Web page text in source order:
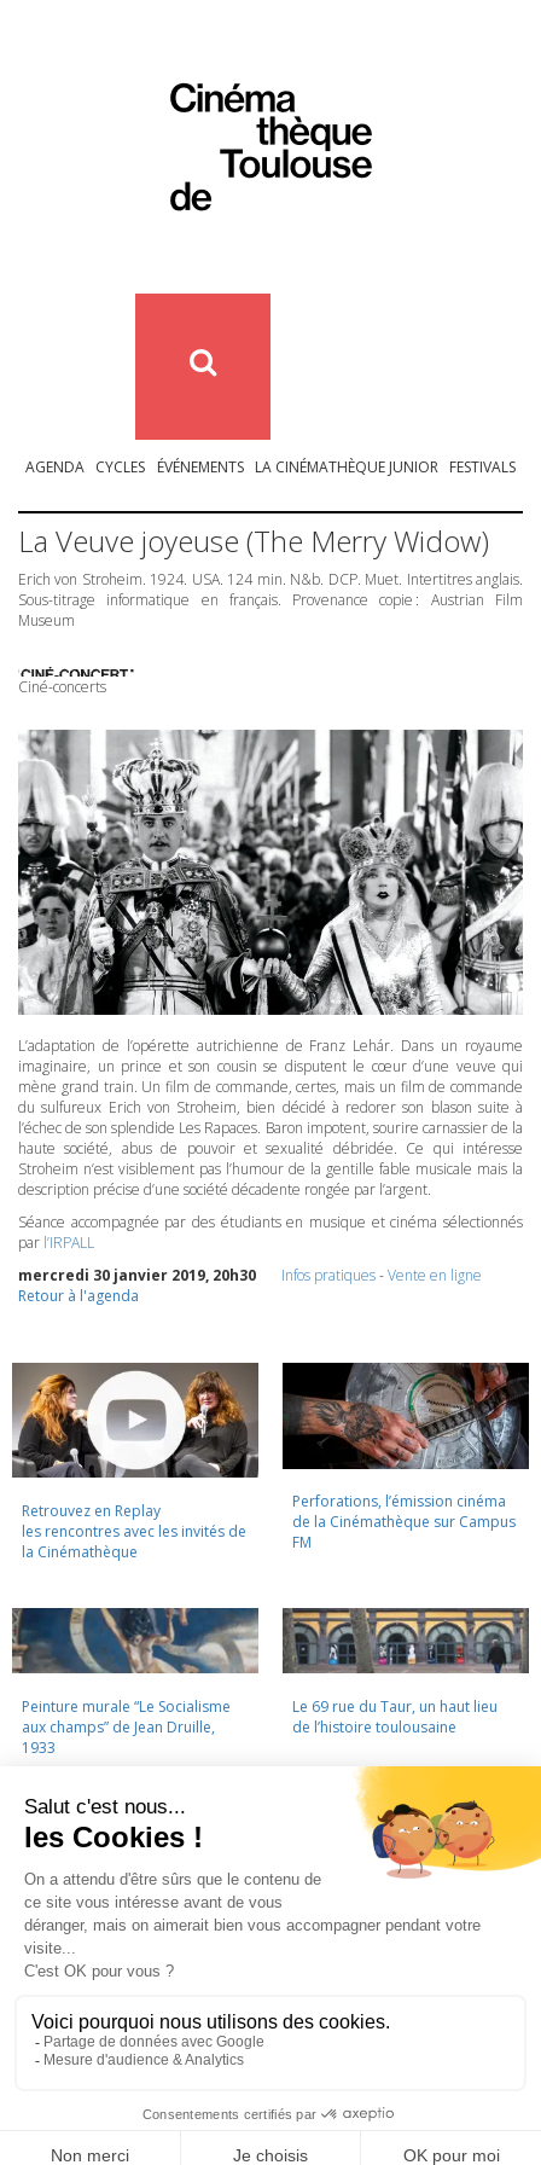
AGENDA CYCLES ÉVÉNEMENTS LA CINÉMATHÈQUE JUNIOR FESTIVALS
La Veuve joyeuse (The Merry Widow)
Erich von Stroheim. 1924. USA. 124 min. N&b. DCP. Muet. Intertitres anglais.
Sous-titrage informatique en français. Provenance copie : Austrian Film
Museum
Ciné-concerts
L’adaptation de l’opérette autrichienne de Franz Lehár. Dans un royaume
imaginaire, un prince et son cousin se disputent le cœur d’une veuve qui
mène grand train. Un film de commande, certes, mais un film de commande
du sulfureux Erich von Stroheim, bien décidé à redorer son blason suite à
l’échec de son splendide Les Rapaces. Baron impotent, sourire carnassier de la
haute société, abus de pouvoir et sexualité débridée. Ce qui intéresse
Stroheim n’est visiblement pas l’humour de la gentille fable musicale mais la
description précise d’une société décadente rongée par l’argent.
Séance accompagnée par des étudiants en musique et cinéma sélectionnés
par l’IRPALL
mercredi 30 janvier 2019, 20h30
Infos pratiques-Vente en ligne
Retour à l'agenda
Retrouvez en Replay
les rencontres avec les invités de
la Cinémathèque
Perforations, l’émission cinéma
de la Cinémathèque sur Campus
FM
Peinture murale “Le Socialisme
aux champs” de Jean Druille,
1933
Le 69 rue du Taur, un haut lieu
de l’histoire toulousaine
LA CINÉMATHÈQUE · CONTACTS · LETTRE D'INFORMATION ·
MENTIONS LÉGALES
La Cinémathèque de Toulouse
La Cinémathèque de Toulouse © 2015. Tous droits réservés.